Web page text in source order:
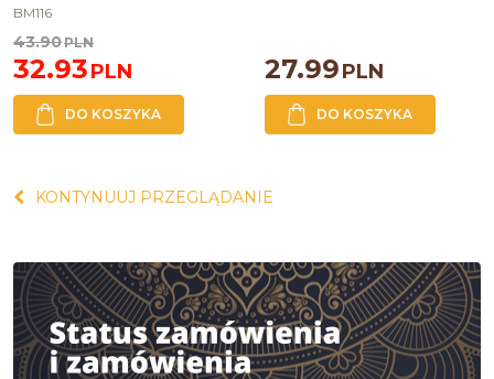
BM116
43.90PLN
32.93PLN
DO KOSZYKA
27.99PLN
DO KOSZYKA
KONTYNUUJ PRZEGLĄDANIE